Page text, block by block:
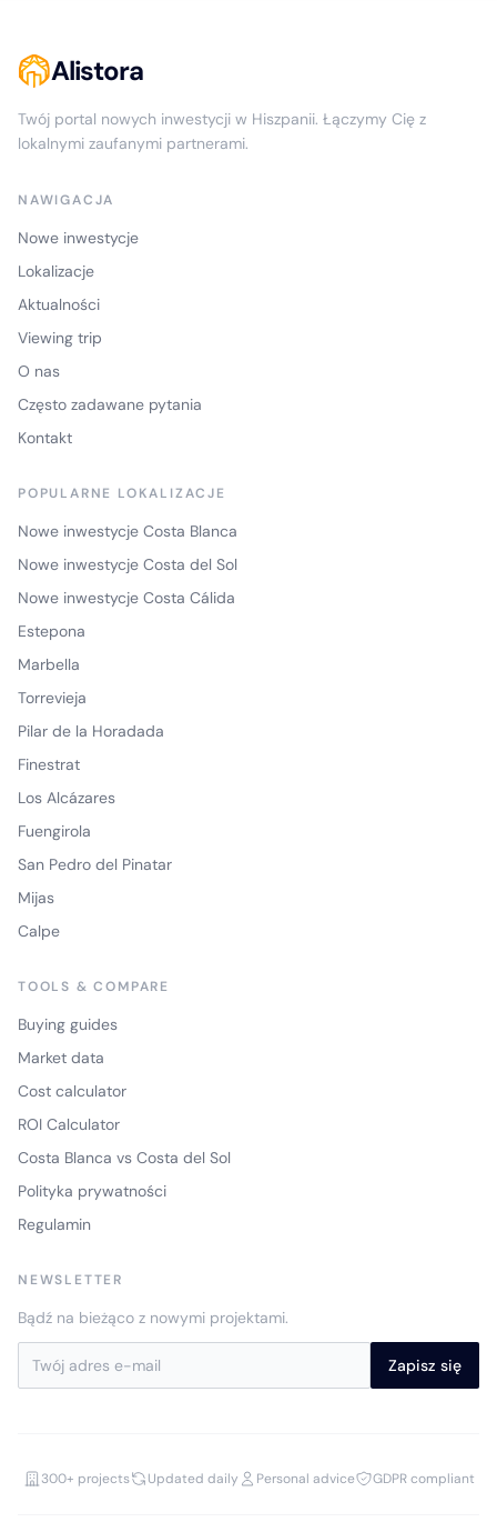
Alistora
Twój portal nowych inwestycji w Hiszpanii. Łączymy Cię z
lokalnymi zaufanymi partnerami.
NAWIGACJA
Nowe inwestycje
Lokalizacje
Aktualności
Viewing trip
O nas
Często zadawane pytania
Kontakt
POPULARNE LOKALIZACJE
Nowe inwestycje Costa Blanca
Nowe inwestycje Costa del Sol
Nowe inwestycje Costa Cálida
Estepona
Marbella
Torrevieja
Pilar de la Horadada
Finestrat
Los Alcázares
Fuengirola
San Pedro del Pinatar
Mijas
Calpe
TOOLS & COMPARE
Buying guides
Market data
Cost calculator
ROI Calculator
Costa Blanca vs Costa del Sol
Polityka prywatności
Regulamin
NEWSLETTER
Bądź na bieżąco z nowymi projektami.
Zapisz się
300+ projects Updated daily Personal advice GDPR compliant